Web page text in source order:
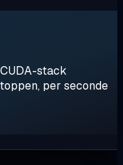
stack
per seconde